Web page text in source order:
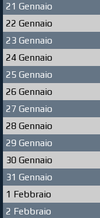
21 Gennaio
22 Gennaio
23 Gennaio
24 Gennaio
25 Gennaio
26 Gennaio
27 Gennaio
28 Gennaio
29 Gennaio
30 Gennaio
31 Gennaio
1 Febbraio
2 Febbraio